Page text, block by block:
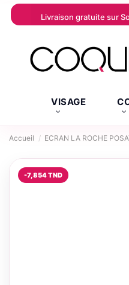
Livraison gratuite sur
VISAGE
Accueil ECRAN LA ROCHE
-7,854 TND